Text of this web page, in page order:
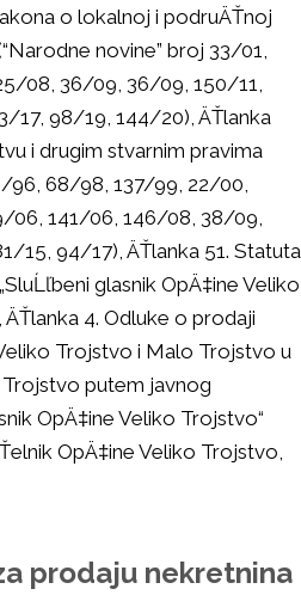
o lokalnoj i podruÄŤnoj
novine” broj 33/01,
08, 36/09, 36/09, 150/11,
17, 98/19, 144/20), ÄŤlanka
i drugim stvarnim pravima
96, 68/98, 137/99, 22/00,
06, 141/06, 146/08, 38/09,
15, 94/17), ÄŤlanka 51. Statuta
glasnik OpÄ‡ine Veliko
4. Odluke o prodaji
Trojstvo i Malo Trojstvo u
putem javnog
OpÄ‡ine Veliko Trojstvo“
OpÄ‡ine Veliko Trojstvo,
prodaju nekretnina